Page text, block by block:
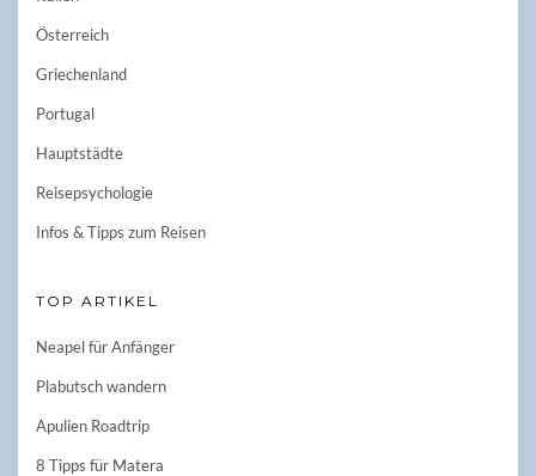
Österreich
Griechenland
Portugal
Hauptstädte
Reisepsychologie
Infos & Tipps zum Reisen
TOP ARTIKEL
Neapel für Anfänger
Plabutsch wandern
Apulien Roadtrip
8 Tipps für Matera